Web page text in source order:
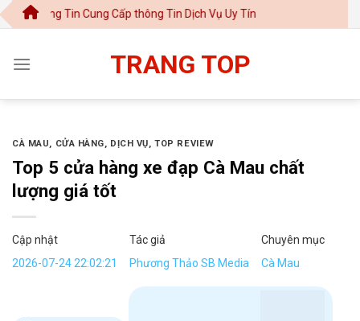
Chuyển
đến
dung
Tin Cung Cấp thông Tin Dịch Vụ Uy Tín
TRANG TOP
CÀ MAU, CỬA HÀNG, DỊCH VỤ,TOP REVIEW
Top 5 cửa hàng xe đạp Cà Mau chất
lượng giá tốt
Cập nhật
2026-07-24 22:02:21
Tác giả
Phương Thảo SB Media
Chuyên mục
Cà Mau